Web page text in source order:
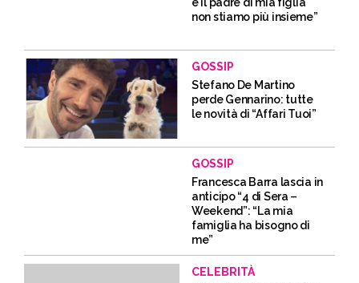
e il padre di mia figlia
non stiamo più insieme”
GOSSIP
Stefano De Martino
perde Gennarino: tutte
le novità di “Affari Tuoi”
GOSSIP
Francesca Barra lascia in
anticipo “4 di Sera –
Weekend”: “La mia
famiglia ha bisogno di
me”
CELEBRITÀ